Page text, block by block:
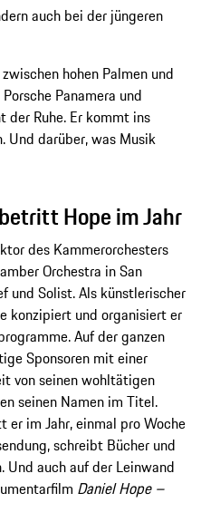
auch bei der jüngeren
hohen Palmen und
Panamera und
der Ruhe. Er kommt ins
Und darüber, was Musik
Hope im Jahr
des Kammerorchesters
Orchestra in San
und Solist. Als künstlerischer
konzipiert und organisiert er
Auf der ganzen
Sponsoren mit einer
von seinen wohltätigen
seinen Namen im Titel.
im Jahr, einmal pro Woche
schreibt Bücher und
Und auch auf der Leinwand
Daniel Hope –